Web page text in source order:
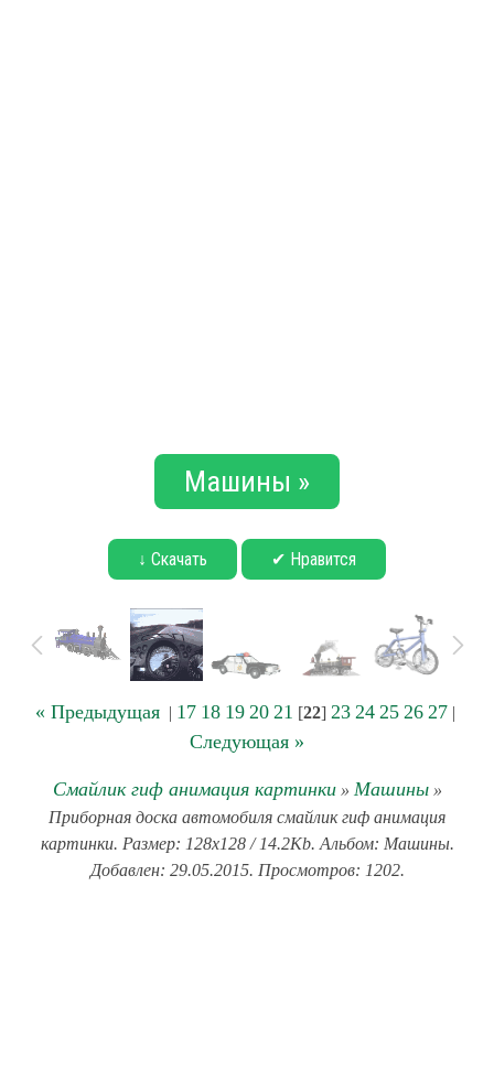
Машины »
↓ Скачать ✔ Нравится
« Предыдущая| 17 18 19 20 21 [22] 23 24 25 26 27|
Следующая »
Смайлик гиф анимация картинки» Машины»
Приборная доска автомобиля смайлик гиф анимация
картинки. Размер: 128x128 / 14.2Kb. Альбом: Машины.
Добавлен: 29.05.2015. Просмотров: 1202.